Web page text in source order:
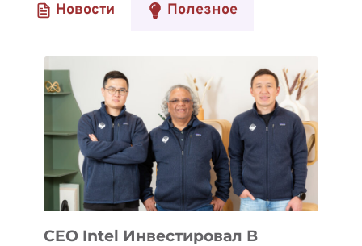
Новости Полезное
CEO Intel Инвестировал В